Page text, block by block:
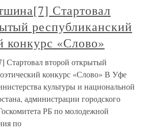
Стартовал
республиканский
конкурс «Слово»
Стартовал второй открытый
конкурс «Слово» В Уфе
культуры и национальной
администрации городского
РБ по молодежной
по